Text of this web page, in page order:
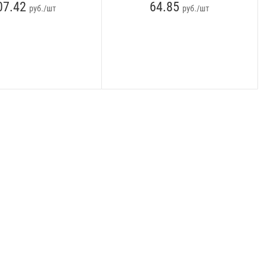
руб./шт 64.85 руб./шт